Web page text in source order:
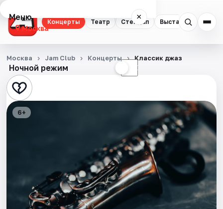
Концерты Театр Стендап Выставки
Меню ×
Москва
Концерты
Театр
Стендап
Спорт
Ночной режим ☾
Москва Jam Club Концерты Классик джаз
6+